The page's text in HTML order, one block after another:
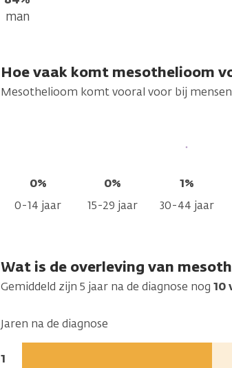
man
Hoe vaak komt mesothelioom
Mesothelioom komt vooral voor bij mensen
0%
0-14 jaar
0%
15-29 jaar
1%
30-44 jaar
Wat is de overleving van
Gemiddeld zijn 5 jaar na de diagnose nog 10
Jaren na de diagnose
Jaren
1